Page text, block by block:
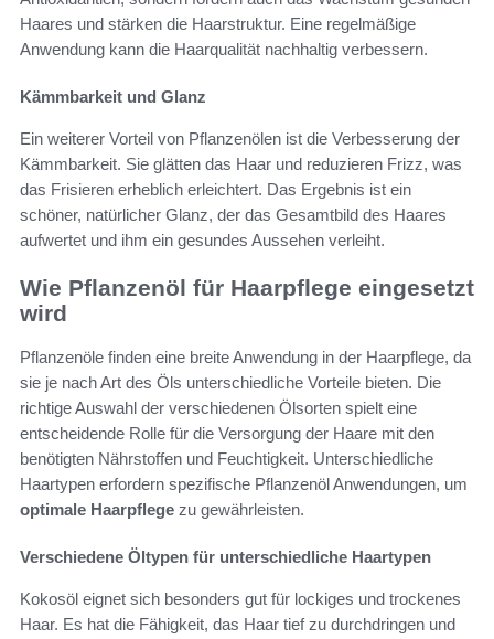
Haares und stärken die Haarstruktur. Eine regelmäßige
Anwendung kann die Haarqualität nachhaltig verbessern.
Kämmbarkeit und Glanz
Ein weiterer Vorteil von Pflanzenölen ist die Verbesserung der
Kämmbarkeit. Sie glätten das Haar und reduzieren Frizz, was
das Frisieren erheblich erleichtert. Das Ergebnis ist ein
schöner, natürlicher Glanz, der das Gesamtbild des Haares
aufwertet und ihm ein gesundes Aussehen verleiht.
Wie Pflanzenöl für Haarpflege eingesetzt
wird
Pflanzenöle finden eine breite Anwendung in der Haarpflege, da
sie je nach Art des Öls unterschiedliche Vorteile bieten. Die
richtige Auswahl der verschiedenen Ölsorten spielt eine
entscheidende Rolle für die Versorgung der Haare mit den
benötigten Nährstoffen und Feuchtigkeit. Unterschiedliche
Haartypen erfordern spezifische Pflanzenöl Anwendungen, um
optimale Haarpflege zu gewährleisten.
Verschiedene Öltypen für unterschiedliche Haartypen
Kokosöl eignet sich besonders gut für lockiges und trockenes
Haar. Es hat die Fähigkeit, das Haar tief zu durchdringen und